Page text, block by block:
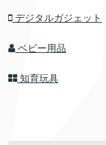
デジタルガジェット
ベビー用品
知育玩具